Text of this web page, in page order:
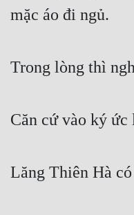
mặc áo đi ngủ.
Trong lòng thì
Căn cứ vào ký
Lăng Thiên Hà